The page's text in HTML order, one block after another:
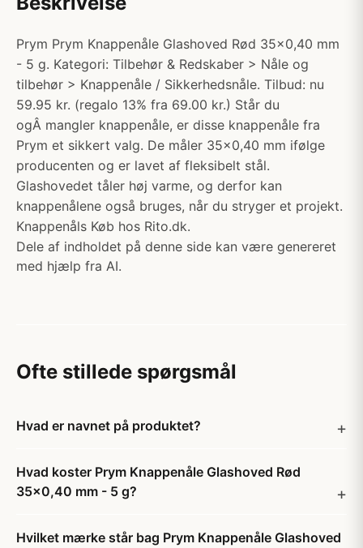
Prym Prym Knappenåle Glashoved Rød 35x0,40 mm
- 5 g. Kategori: Tilbehør & Redskaber > Nåle og
tilbehør > Knappenåle / Sikkerhedsnåle. Tilbud: nu
59.95 kr. (regalo 13% fra 69.00 kr.) Står du
ogÂ mangler knappenåle, er disse knappenåle fra
Prym et sikkert valg. De måler 35x0,40 mm ifølge
producenten og er lavet af fleksibelt stål.
Glashovedet tåler høj varme, og derfor kan
knappenålene også bruges, når du stryger et projekt.
Knappenåls Køb hos Rito.dk.
Dele af indholdet på denne side kan være genereret
med hjælp fra AI.
Ofte stillede spørgsmål
Hvad er navnet på produktet?
Hvad koster Prym Knappenåle Glashoved Rød
35x0,40 mm - 5 g?
Hvilket mærke står bag Prym Knappenåle Glashoved